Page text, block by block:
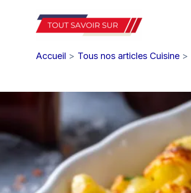
Accueil Tous nos articles Cuisine